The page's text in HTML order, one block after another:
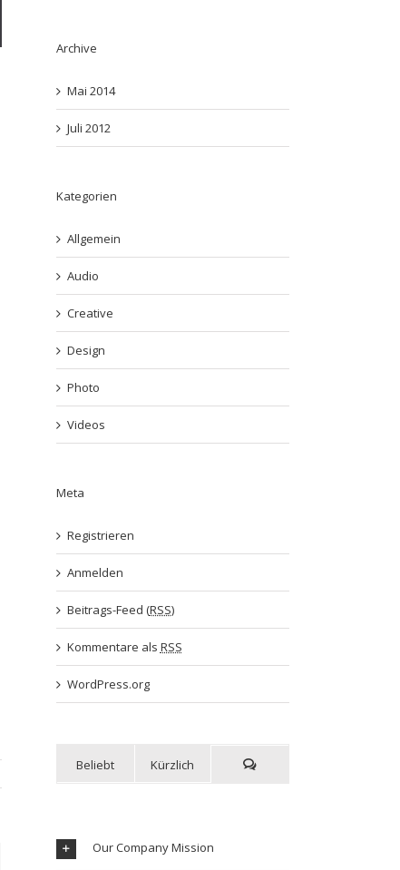
Archive
Mai 2014
Juli 2012
Kategorien
Allgemein
Audio
Creative
Design
Photo
Videos
Meta
Registrieren
Anmelden
Beitrags-Feed (RSS)
Kommentare als RSS
WordPress.org
Beliebt Kürzlich
Our Company Mission